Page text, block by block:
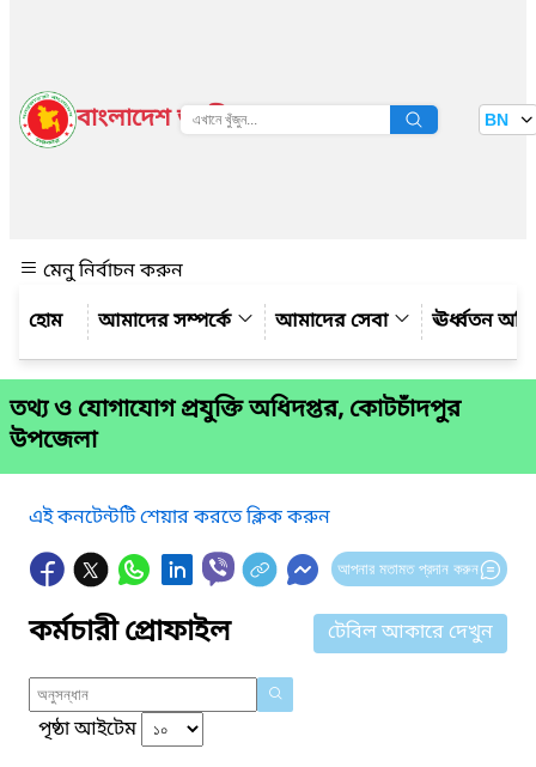
বাংলাদেশ জাতীয় তথ্য বাতায়ন BN
মেনু নির্বাচন করুন
আমাদের সম্পর্কে
আমাদের সেবা ঊর্ধ্বতন
তথ্য ও যোগাযোগ প্রযুক্তি অধিদপ্তর, কোটচাঁদপুর
উপজেলা
এই কনটেন্টটি শেয়ার করতে ক্লিক করুন
আপনার মতামত প্রদান করুন
কর্মচারী প্রোফাইল টেবিল আকারে দেখুন
পৃষ্ঠা আইটেম